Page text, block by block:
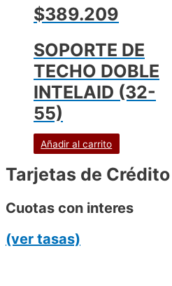
$389.209
SOPORTE DE
TECHO DOBLE
INTELAID (32-
55)
Añadir al carrito
Tarjetas de
Cuotas con interes
(ver tasas)